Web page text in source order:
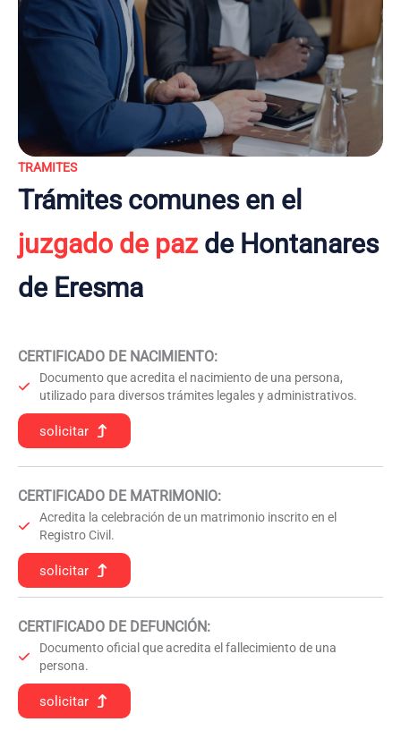
TRAMITES
Trámites comunes en el
juzgado de pazde Hontanares
de Eresma
CERTIFICADO DE NACIMIENTO:
Documento que acredita el nacimiento de una persona,
utilizado para diversos trámites legales y administrativos.
solicitar
CERTIFICADO DE MATRIMONIO:
Acredita la celebración de un matrimonio inscrito en el
Registro Civil.
solicitar
CERTIFICADO DE DEFUNCIÓN:
Documento oficial que acredita el fallecimiento de una
persona.
solicitar